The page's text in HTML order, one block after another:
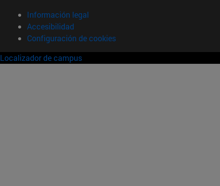
Información legal
Accesibilidad
Configuración de cookies
Localizador de campus